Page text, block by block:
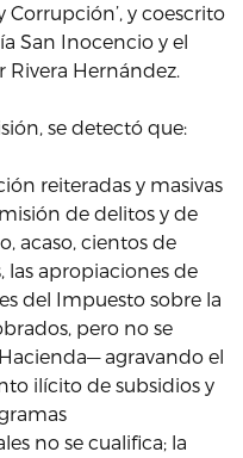
y coescrito
San Inocencio y el
Rivera Hernández.
se detectó que:
reiteradas y masivas
de delitos y de
acaso, cientos de
las apropiaciones de
del Impuesto sobre la
pero no se
agravando el
ilícito de subsidios y
no se cualifica; la